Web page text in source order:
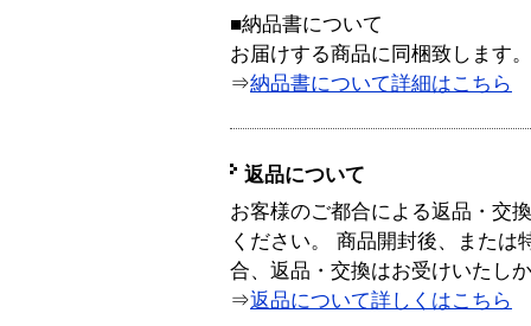
■納品書について
お届けする商品に同梱致します。
⇒納品書について詳細はこちら
返品について
お客様のご都合による返品・交
ください。 商品開封後、または
合、返品・交換はお受けいたし
⇒返品について詳しくはこちら